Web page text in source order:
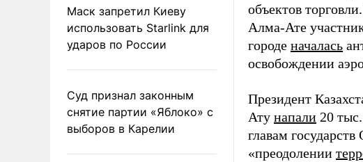
Маск запретил Киеву
использовать Starlink для
ударов по России
Суд признал законным
снятие партии «Яблоко» с
выборов в Карелии
объектов
Алма-Ате
городе началась
освобождении
Президент
Ату напали 20
главам
«преодолении